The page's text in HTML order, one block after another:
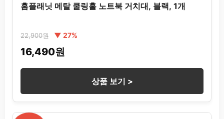
홈플래닛 메탈 쿨링홀 노트북 거치대, 블랙, 1개
22,900원 ▼ 27%
16,490원
상품 보기 >